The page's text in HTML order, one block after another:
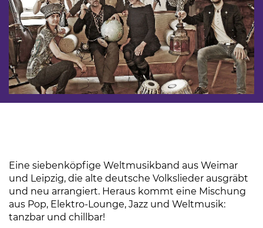
Eine siebenköpfige Weltmusikband aus Weimar
und Leipzig, die alte deutsche Volkslieder ausgräbt
und neu arrangiert. Heraus kommt eine Mischung
aus Pop, Elektro-Lounge, Jazz und Weltmusik:
tanzbar und chillbar!